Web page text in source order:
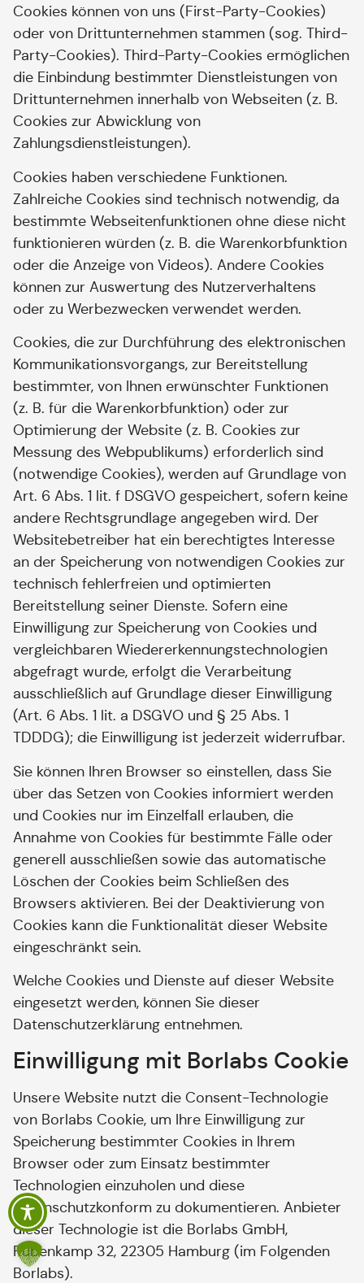
Cookies können von uns (First-Party-Cookies)
oder von Drittunternehmen stammen (sog. Third-
Party-Cookies). Third-Party-Cookies ermöglichen
die Einbindung bestimmter Dienstleistungen von
Drittunternehmen innerhalb von Webseiten (z. B.
Cookies zur Abwicklung von
Zahlungsdienstleistungen).
Cookies haben verschiedene Funktionen.
Zahlreiche Cookies sind technisch notwendig, da
bestimmte Webseitenfunktionen ohne diese nicht
funktionieren würden (z. B. die Warenkorbfunktion
oder die Anzeige von Videos). Andere Cookies
können zur Auswertung des Nutzerverhaltens
oder zu Werbezwecken verwendet werden.
Cookies, die zur Durchführung des elektronischen
Kommunikationsvorgangs, zur Bereitstellung
bestimmter, von Ihnen erwünschter Funktionen
(z. B. für die Warenkorbfunktion) oder zur
Optimierung der Website (z. B. Cookies zur
Messung des Webpublikums) erforderlich sind
(notwendige Cookies), werden auf Grundlage von
Art. 6 Abs. 1 lit. f DSGVO gespeichert, sofern keine
andere Rechtsgrundlage angegeben wird. Der
Websitebetreiber hat ein berechtigtes Interesse
an der Speicherung von notwendigen Cookies zur
technisch fehlerfreien und optimierten
Bereitstellung seiner Dienste. Sofern eine
Einwilligung zur Speicherung von Cookies und
vergleichbaren Wiedererkennungstechnologien
abgefragt wurde, erfolgt die Verarbeitung
ausschließlich auf Grundlage dieser Einwilligung
(Art. 6 Abs. 1 lit. a DSGVO und § 25 Abs. 1
TDDDG); die Einwilligung ist jederzeit widerrufbar.
Sie können Ihren Browser so einstellen, dass Sie
über das Setzen von Cookies informiert werden
und Cookies nur im Einzelfall erlauben, die
Annahme von Cookies für bestimmte Fälle oder
generell ausschließen sowie das automatische
Löschen der Cookies beim Schließen des
Browsers aktivieren. Bei der Deaktivierung von
Cookies kann die Funktionalität dieser Website
eingeschränkt sein.
Welche Cookies und Dienste auf dieser Website
eingesetzt werden, können Sie dieser
Datenschutzerklärung entnehmen.
Einwilligung mit Borlabs Cookie
Unsere Website nutzt die Consent-Technologie
von Borlabs Cookie, um Ihre Einwilligung zur
Speicherung bestimmter Cookies in Ihrem
Browser oder zum Einsatz bestimmter
Technologien einzuholen und diese
datenschutzkonform zu dokumentieren. Anbieter
dieser Technologie ist die Borlabs GmbH,
Rübenkamp 32, 22305 Hamburg (im Folgenden
Borlabs).